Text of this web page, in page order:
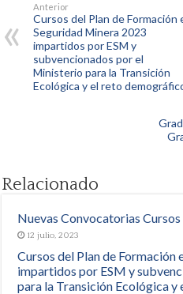
Anterior
Cursos del Plan de Formación
Seguridad Minera 2023
impartidos por ESM y
subvencionados por el
Ministerio para la Transición
Ecológica y el reto
Relacionado
Nuevas Convocatorias
12 julio, 2023
Cursos del Plan de Formación
impartidos por ESM y
para la Transición Ecológica